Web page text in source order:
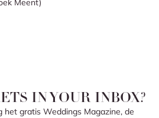
Meent)
IN YOUR INBOX?
het gratis Weddings Magazine, de